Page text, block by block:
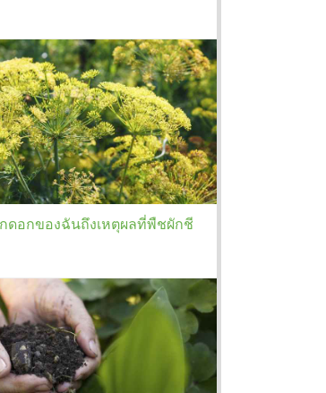
ดอกของฉันถึงเหตุผลที่พืชผักชี